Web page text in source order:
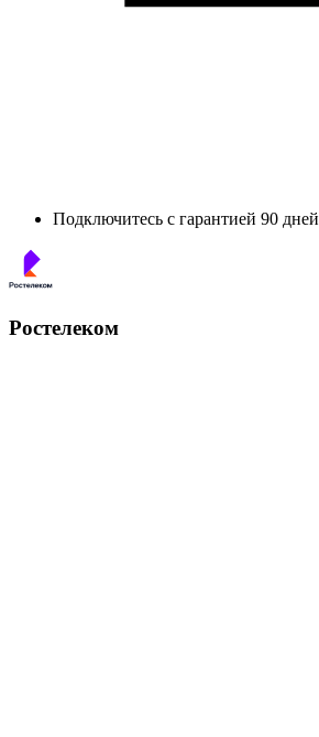
Подключитесь с гарантией 90 дней
Ростелеком